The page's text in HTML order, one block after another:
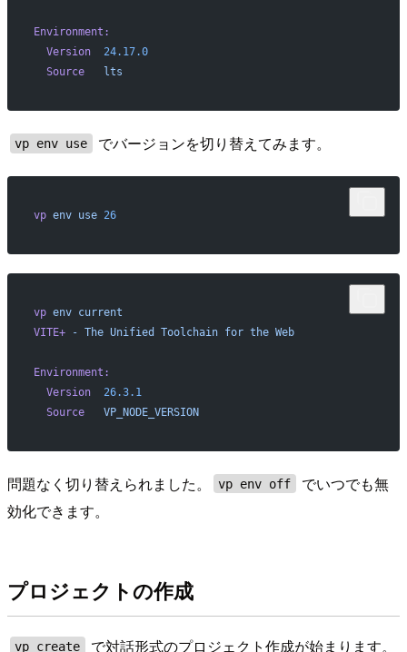
Environment:
  Version
  24.17.0
  Source
   lts
vp env use でバージョンを切り替えてみます。
vp env use 26
vp env current
VITE+ - The Unified Toolchain for the Web
Environment:
  Version
  26.3.1
  Source
   VP_NODE_VERSION
問題なく切り替えられました。 vp env off
でいつでも無
効化できます。
プロジェクトの作成
vp create
で対話形式のプロジェクト作成が始まります。